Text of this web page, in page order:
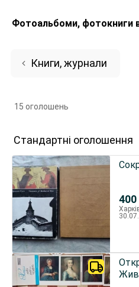
Фотоальбоми, фотокниги
Книги, журнали
15 оголошень
Стандартні оголошення
400